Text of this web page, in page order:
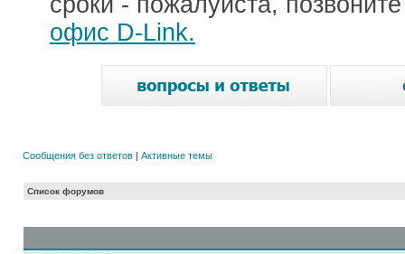
офис D-Link.
Сообщения без ответов | Активные темы
Список форумов